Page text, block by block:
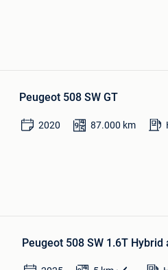
Peugeot 508 SW GT
2020 87.000 km
Peugeot 508 SW 1.6T Hybrid